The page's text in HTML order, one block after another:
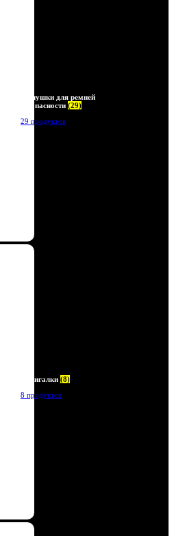
Заглушки для ремней
безопасности (29)
29 продуктов
Зажигалки (8)
8 продуктов